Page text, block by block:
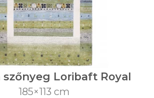
szőnyeg Loribaft Royal
185×113 cm